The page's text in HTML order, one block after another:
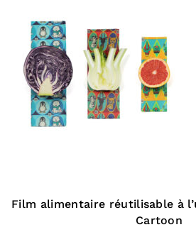
Film alimentaire réutilisable à
Cartoon